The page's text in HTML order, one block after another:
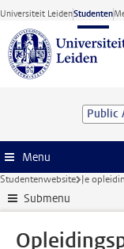
Ga direct naar de
Universiteit LeidenStudenten
Public
Menu
Studentenwebsite Je
Submenu